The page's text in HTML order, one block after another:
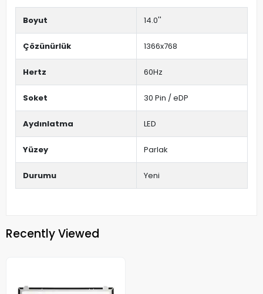
Boyut 14.0''
Çözünürlük 1366x768
Hertz 60Hz
Soket 30 Pin / eDP
Aydınlatma LED
Yüzey Parlak
Durumu Yeni
Recently Viewed